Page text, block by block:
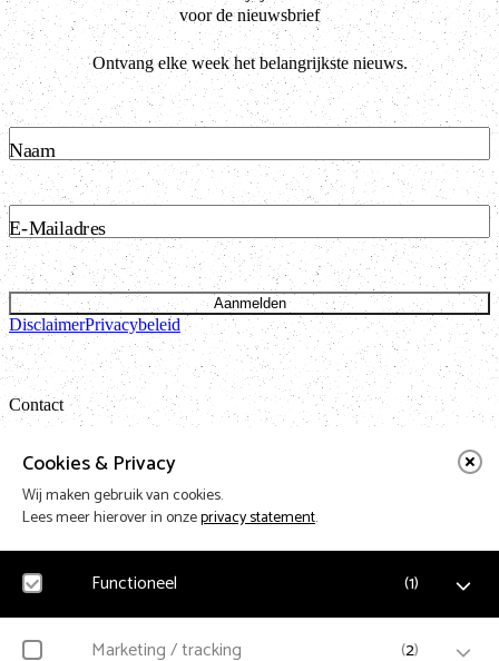
Cookies & Privacy
Wij maken gebruik van cookies.
Lees meer hierover in onzeprivacy statement.
Functioneel (1)
NoodzakelijkMarketing / tracking (2)
voor de nieuwsbrief
Ontvang elke week het belangrijkste nieuws.
Naam
E-Mailadres
Aanmelden
DisclaimerPrivacybeleid
Contact
Bataviastraat 24 unit 1.13
t: 020 421 50 05 e: info@vnpf.nl
Vereniging Nederlandse Poppodia en -Festivals